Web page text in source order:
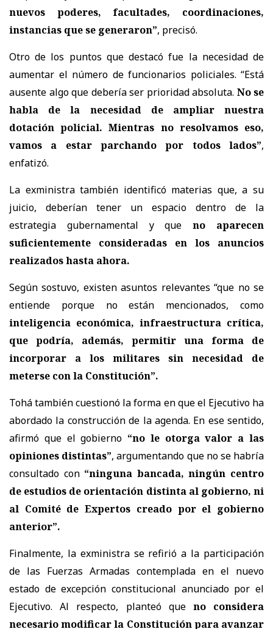
nuevos poderes, facultades, coordinaciones,
instancias que se generaron”, precisó.
Otro de los puntos que destacó fue la necesidad de
aumentar el número de funcionarios policiales. “Está
ausente algo que debería ser prioridad absoluta. No se
habla de la necesidad de ampliar nuestra
dotación policial. Mientras no resolvamos eso,
vamos a estar parchando por todos lados”,
enfatizó.
La exministra también identificó materias que, a su
juicio, deberían tener un espacio dentro de la
estrategia gubernamental y queno aparecen
suficientemente consideradas en los anuncios
realizados hasta ahora.
Según sostuvo, existen asuntos relevantes “que no se
entiende porque no están mencionados, como
inteligencia económica, infraestructura crítica,
que podría, además, permitir una forma de
incorporar a los militares sin necesidad de
meterse con la Constitución”.
Tohá también cuestionó la forma en que el Ejecutivo ha
abordado la construcción de la agenda. En ese sentido,
afirmó que el gobierno “no le otorga valor a las
opiniones distintas”, argumentando que no se habría
consultado con “ninguna bancada, ningún centro
de estudios de orientación distinta al gobierno, ni
al Comité de Expertos creado por el gobierno
anterior”.
Finalmente, la exministra se refirió a la participación
de las Fuerzas Armadas contemplada en el nuevo
estado de excepción constitucional anunciado por el
Ejecutivo. Al respecto, planteó que no considera
necesario modificar la Constitución para avanzar